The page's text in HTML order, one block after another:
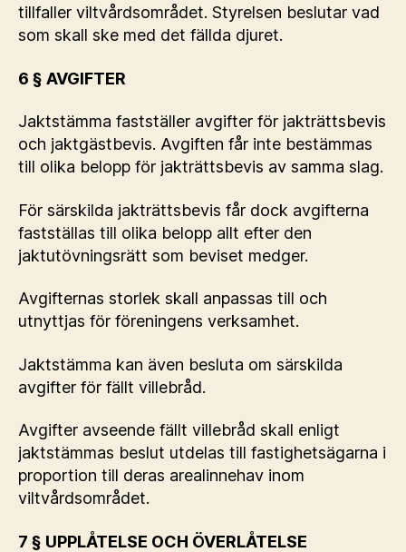
tillfaller viltvårdsområdet. Styrelsen beslutar vad
som skall ske med det fällda djuret.
6 § AVGIFTER
Jaktstämma fastställer avgifter för jakträttsbevis
och jaktgästbevis. Avgiften får inte bestämmas
till olika belopp för jakträttsbevis av samma slag.
För särskilda jakträttsbevis får dock avgifterna
fastställas till olika belopp allt efter den
jaktutövningsrätt som beviset medger.
Avgifternas storlek skall anpassas till och
utnyttjas för föreningens verksamhet.
Jaktstämma kan även besluta om särskilda
avgifter för fällt villebråd.
Avgifter avseende fällt villebråd skall enligt
jaktstämmas beslut utdelas till fastighetsägarna i
proportion till deras arealinnehav inom
viltvårdsområdet.
7 § UPPLÅTELSE OCH ÖVERLÅTELSE